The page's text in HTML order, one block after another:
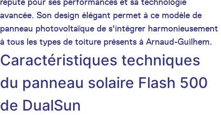
avancée. Son design élégant permet à ce modèle de
panneau photovoltaïque de s'intégrer harmonieusement
à tous les types de toiture présents à Arnaud-Guilhem.
Caractéristiques techniques
du panneau solaire Flash 500
de DualSun